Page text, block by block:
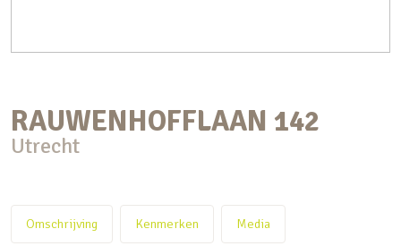
RAUWENHOFFLAAN 142
Utrecht
Omschrijving Kenmerken Media